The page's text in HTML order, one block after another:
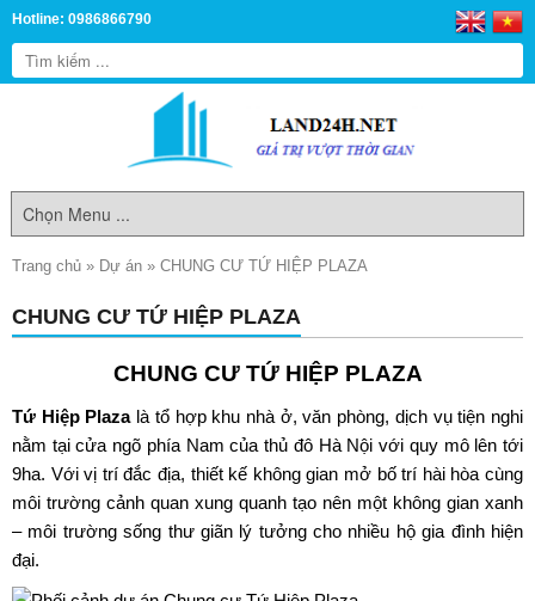
Hotline: 0986866790
Trang chủ » Dự án » CHUNG CƯ TỨ HIỆP PLAZA
CHUNG CƯ TỨ HIỆP PLAZA
CHUNG CƯ TỨ HIỆP PLAZA
Tứ Hiệp Plazalà tổ hợp khu nhà ở, văn phòng, dịch vụ tiện nghi
nằm tại cửa ngõ phía Nam của thủ đô Hà Nội với quy mô lên tới
9ha. Với vị trí đắc địa, thiết kế không gian mở bố trí hài hòa cùng
môi trường cảnh quan xung quanh tạo nên một không gian xanh
– môi trường sống thư giãn lý tưởng cho nhiều hộ gia đình hiện
đại.